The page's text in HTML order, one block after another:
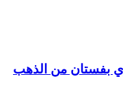
بفستان من الذهب